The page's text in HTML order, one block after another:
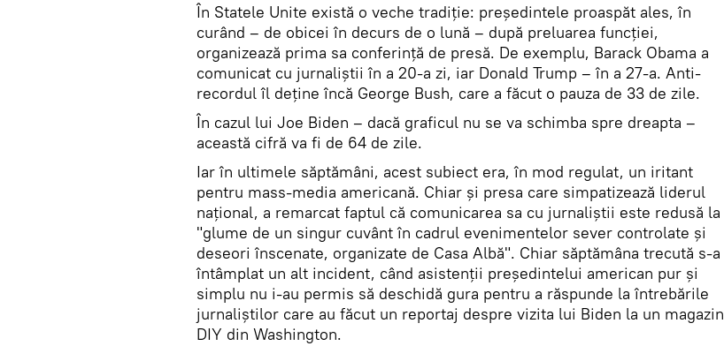
În Statele Unite există o veche tradiție: președintele proaspăt ales, în
curând – de obicei în decurs de o lună – după preluarea funcției,
organizează prima sa conferință de presă. De exemplu, Barack Obama a
comunicat cu jurnaliștii în a 20-a zi, iar Donald Trump – în a 27-a. Anti-
recordul îl deține încă George Bush, care a făcut o pauza de 33 de zile.
În cazul lui Joe Biden – dacă graficul nu se va schimba spre dreapta –
această cifră va fi de 64 de zile.
Iar în ultimele săptămâni, acest subiect era, în mod regulat, un iritant
pentru mass-media americană. Chiar și presa care simpatizează liderul
național, a remarcat faptul că comunicarea sa cu jurnaliștii este redusă la
"glume de un singur cuvânt în cadrul evenimentelor sever controlate și
deseori înscenate, organizate de Casa Albă". Chiar săptămâna trecută s-a
întâmplat un alt incident, când asistenții președintelui american pur și
simplu nu i-au permis să deschidă gura pentru a răspunde la întrebările
jurnaliștilor care au făcut un reportaj despre vizita lui Biden la un magazin
DIY din Washington.